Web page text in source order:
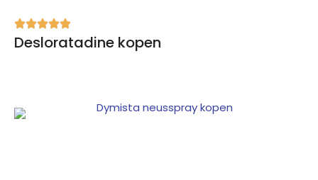
Desloratadine kopen